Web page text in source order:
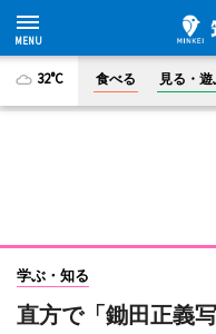
32°C 食べる 見る・遊
学ぶ・知る
直方で「鋤田正義